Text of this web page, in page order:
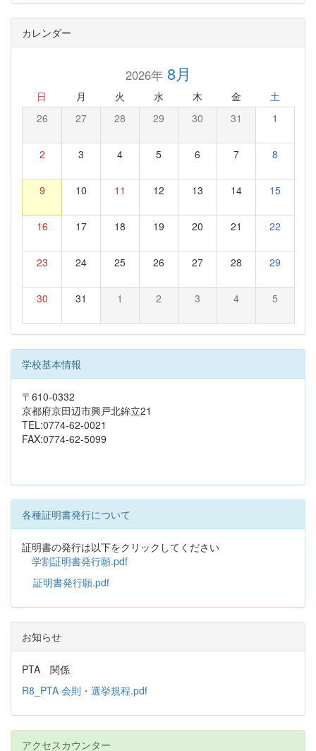
カレンダー
2026年8月
日 月 火 水 木 金 土
26 27 28 29 30 31 1
2 3 4 5 6 7 8
9 10 11 12 13 14 15
16 17 18 19 20 21 22
23 24 25 26 27 28 29
30 31 1 2 3 4 5
学校基本情報
〒610-0332
京都府京田辺市興戸北鉾立21
TEL:0774-62-0021
FAX:0774-62-5099
各種証明書発行について
証明書の発行は以下をクリックしてください
学割証明書発行願.pdf
証明書発行願.pdf
お知らせ
PTA 関係
R8_PTA 会則・選挙規程.pdf
アクセスカウンター